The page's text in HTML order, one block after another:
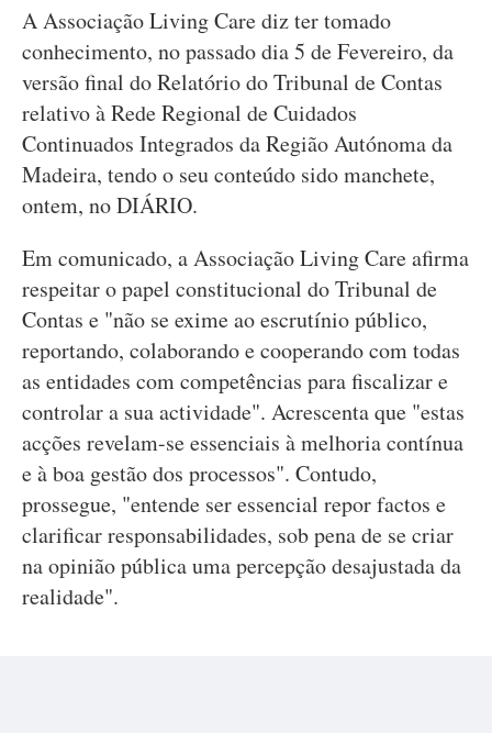
A Associação Living Care diz ter tomado
conhecimento, no passado dia 5 de Fevereiro, da
versão final do Relatório do Tribunal de Contas
relativo à Rede Regional de Cuidados
Continuados Integrados da Região Autónoma da
Madeira, tendo o seu conteúdo sido manchete,
ontem, no DIÁRIO.
Em comunicado, a Associação Living Care afirma
respeitar o papel constitucional do Tribunal de
Contas e "não se exime ao escrutínio público,
reportando, colaborando e cooperando com todas
as entidades com competências para fiscalizar e
controlar a sua actividade". Acrescenta que "estas
acções revelam-se essenciais à melhoria contínua
e à boa gestão dos processos". Contudo,
prossegue, "entende ser essencial repor factos e
clarificar responsabilidades, sob pena de se criar
na opinião pública uma percepção desajustada da
realidade".